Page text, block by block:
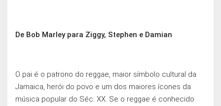
De Bob Marley para Ziggy, Stephen e Damian
O pai é o patrono do reggae, maior símbolo cultural da
Jamaica, herói do povo e um dos maiores ícones da
música popular do Séc. XX. Se o reggae é conhecido